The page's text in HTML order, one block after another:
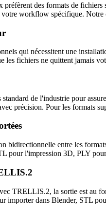
des formats de
workflow spécifique. Notre
qui nécessitent une
les fichiers ne quittent jamais
de l'industrie pour
précision. Pour les formats
bidirectionnelle entre les
pour l'impression 3D, PLY
TRELLIS.2, la sortie est au
importer dans Blender, STL